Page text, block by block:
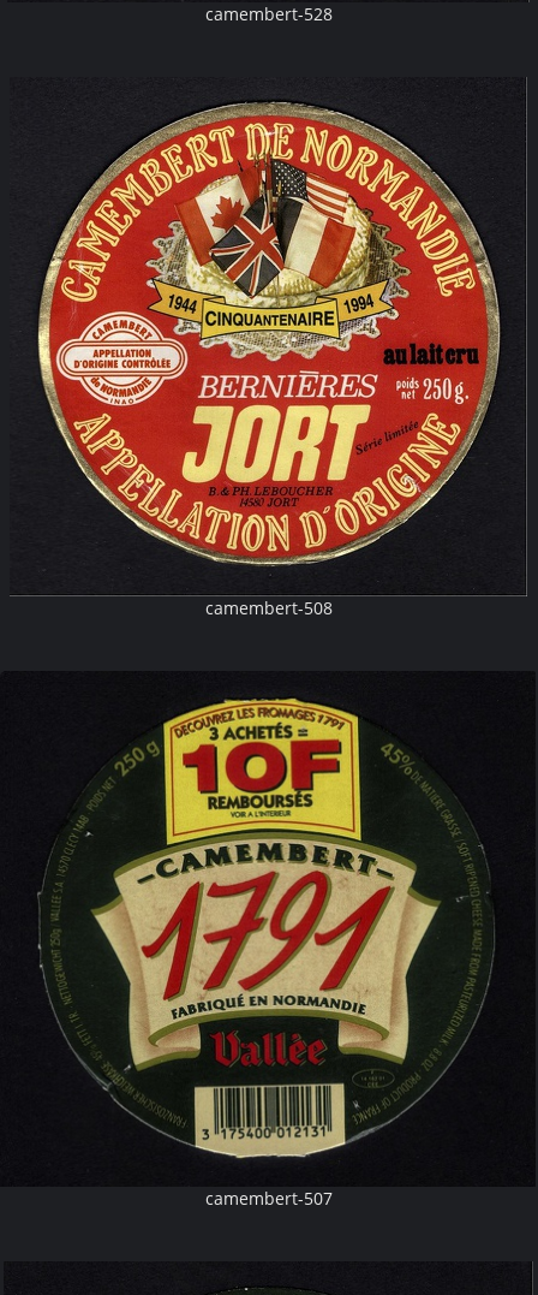
camembert-528
camembert-508
camembert-507